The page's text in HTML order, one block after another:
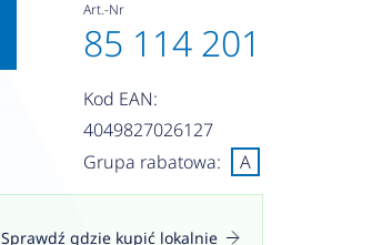
Art.-Nr
85 114 201
Kod EAN:
4049827026127
Grupa rabatowa:
A
Sprawdź gdzie kupić lokalnie